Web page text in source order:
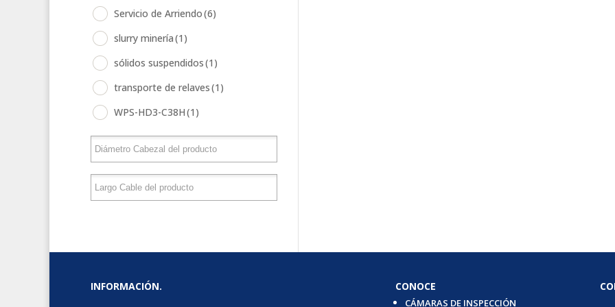
Servicio de Arriendo(6)
slurry minería(1)
sólidos suspendidos(1)
transporte de relaves(1)
WPS-HD3-C38H(1)
INFORMACIÓN.
CONOCE
CÁMARAS DE INSPECCIÓN